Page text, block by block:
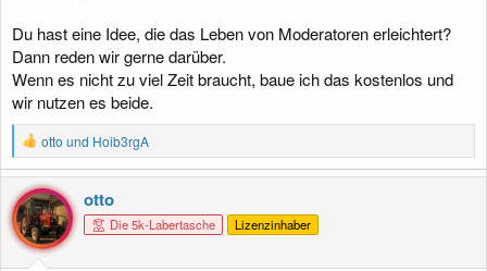
Du hast eine Idee, die das Leben von Moderatoren erleichtert?
Dann reden wir gerne darüber.
Wenn es nicht zu viel Zeit braucht, baue ich das kostenlos und
wir nutzen es beide.
R
e
a
k
t
i
o
n
otto und Hoib3rgA
otto
Die 5k-Labertasche Lizenzinhaber